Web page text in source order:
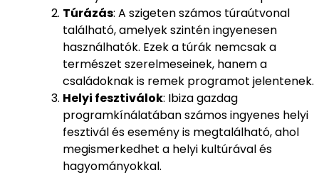
Túrázás: A szigeten számos túraútvonal
található, amelyek szintén ingyenesen
használhatók. Ezek a túrák nemcsak a
természet szerelmeseinek, hanem a
családoknak is remek programot jelentenek.
Helyi fesztiválok: Ibiza gazdag
programkínálatában számos ingyenes helyi
fesztivál és esemény is megtalálható, ahol
megismerkedhet a helyi kultúrával és
hagyományokkal.